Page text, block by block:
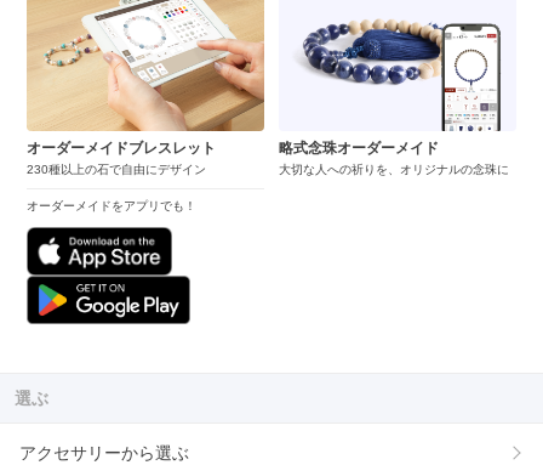
オーダーメイドブレスレット
230種以上の石で自由にデザイン
オーダーメイドをアプリでも！
略式念珠オーダーメイド
大切な人への祈りを、オリジナルの念珠に
選ぶ
アクセサリーから選ぶ